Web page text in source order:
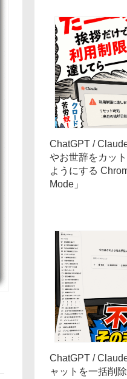
ChatGPT /
やお世辞をカッ
ようにする
Mode」
ChatGPT /
ャットを一括削